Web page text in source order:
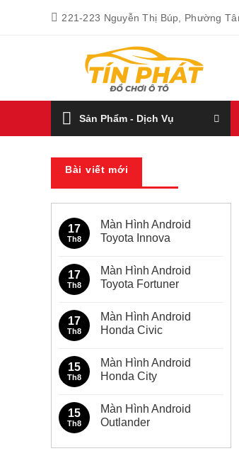
221-223 Nguyễn Thị Búp, Phường
Sản Phẩm - Dịch Vụ
Bài viết mới
17
Th8
Màn Hình Android
Toyota Innova
bình
luận
ở
Android
Toyota
Innova
17
Th8
Màn Hình Android
Toyota Fortuner
bình
luận
ở
Android
Toyota
Fortuner
17
Th8
Màn Hình Android
Honda Civic
bình
luận
ở
Android
Honda
Civic
15
Th8
Màn Hình Android
Honda City
bình
luận
ở
15
Th8
Màn Hình Android
Outlander
có